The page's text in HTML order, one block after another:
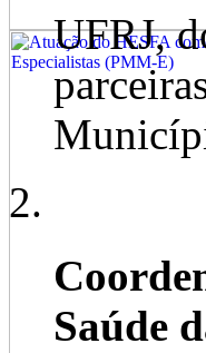
UFRJ,
Saúde